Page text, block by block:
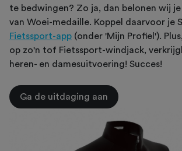
te bedwingen? Zo ja, dan belonen wij
van Woei-medaille. Koppel daarvoor je
Fietssport-app (onder 'Mijn Profiel').
op zo'n tof Fietssport-windjack,
heren- en damesuitvoering! Succes!
Ga de uitdaging aan